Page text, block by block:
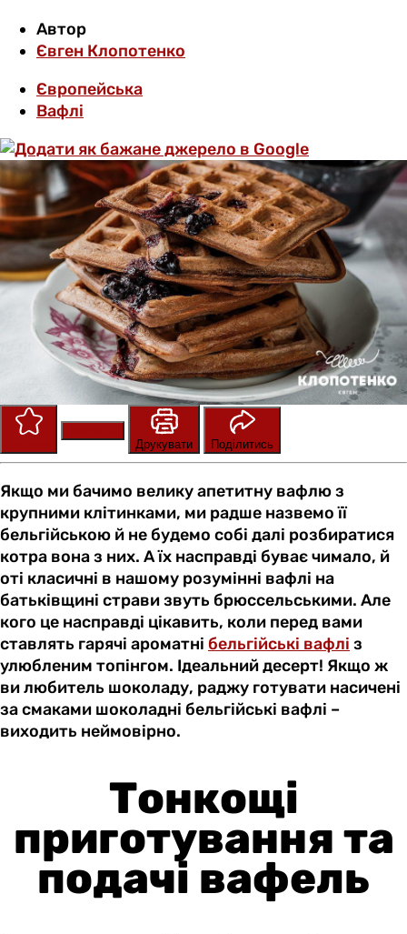
Автор
Євген Клопотенко
Європейська
Вафлі
Друкувати
Поділитись
Якщо ми бачимо велику апетитну вафлю з
крупними клітинками, ми радше назвемо її
бельгійською й не будемо собі далі розбиратися
котра вона з них. А їх насправді буває чимало, й
оті класичні в нашому розумінні вафлі на
батьківщині страви звуть брюссельськими. Але
кого це насправді цікавить, коли перед вами
ставлять гарячі ароматні бельгійські вафлі з
улюбленим топінгом. Ідеальний десерт! Якщо ж
ви любитель шоколаду, раджу готувати насичені
за смаками шоколадні бельгійські вафлі –
виходить неймовірно.
Тонкощі
приготування та
подачі вафель